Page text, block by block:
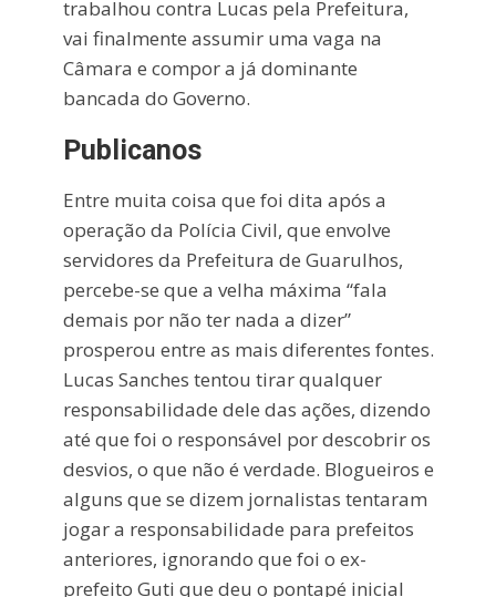
trabalhou contra Lucas pela Prefeitura,
vai finalmente assumir uma vaga na
Câmara e compor a já dominante
bancada do Governo.
Publicanos
Entre muita coisa que foi dita após a
operação da Polícia Civil, que envolve
servidores da Prefeitura de Guarulhos,
percebe-se que a velha máxima “fala
demais por não ter nada a dizer”
prosperou entre as mais diferentes fontes.
Lucas Sanches tentou tirar qualquer
responsabilidade dele das ações, dizendo
até que foi o responsável por descobrir os
desvios, o que não é verdade. Blogueiros e
alguns que se dizem jornalistas tentaram
jogar a responsabilidade para prefeitos
anteriores, ignorando que foi o ex-
prefeito Guti que deu o pontapé inicial